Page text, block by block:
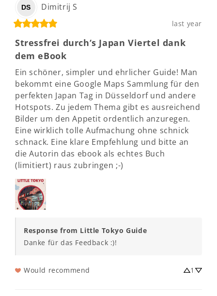
DS Dimitrij S
last year
Stressfrei durch‘s Japan Viertel dank
dem eBook
Ein schöner, simpler und ehrlicher Guide! Man
bekommt eine Google Maps Sammlung für den
perfekten Japan Tag in Düsseldorf und andere
Hotspots. Zu jedem Thema gibt es ausreichend
Bilder um den Appetit ordentlich anzuregen.
Eine wirklich tolle Aufmachung ohne schnick
schnack. Eine klare Empfehlung und bitte an
die Autorin das ebook als echtes Buch
(limitiert) raus zubringen ;-)
Response from Little Tokyo Guide
Danke für das Feedback :)!
Would recommend 1